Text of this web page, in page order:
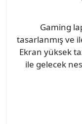
Gaming
tasarlanmış ve
Ekran yüksek
ile gelecek